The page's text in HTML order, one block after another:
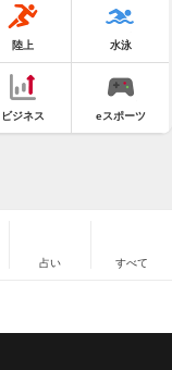
陸上 水泳
ビジネス eスポーツ
占い すべて